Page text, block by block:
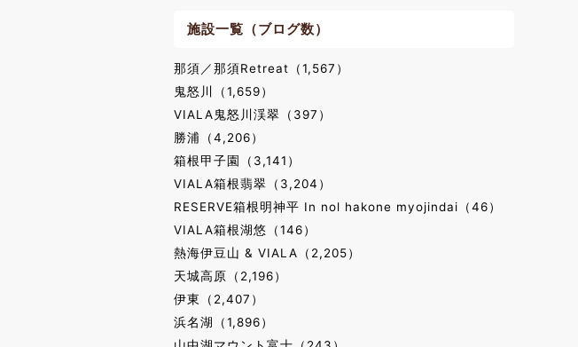
施設一覧（ブログ数）
那須／那須Retreat（1,567）
鬼怒川（1,659）
VIALA鬼怒川渓翠（397）
勝浦（4,206）
箱根甲子園（3,141）
VIALA箱根翡翠（3,204）
RESERVE箱根明神平 In nol hakone myojindai（46）
VIALA箱根湖悠（146）
熱海伊豆山 & VIALA（2,205）
天城高原（2,196）
伊東（2,407）
浜名湖（1,896）